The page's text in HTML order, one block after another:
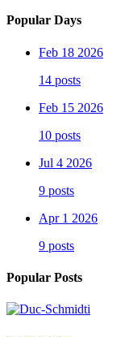
Popular Days
Feb 18 2026
14 posts
Feb 15 2026
10 posts
Jul 4 2026
9 posts
Apr 1 2026
9 posts
Popular Posts